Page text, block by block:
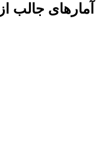
آمارهای جالب